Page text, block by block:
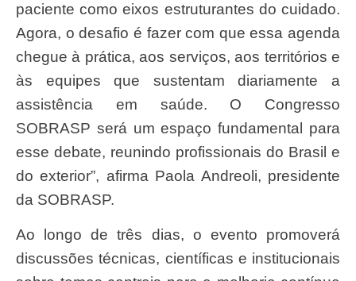
paciente como eixos estruturantes do cuidado.
Agora, o desafio é fazer com que essa agenda
chegue à prática, aos serviços, aos territórios e
às equipes que sustentam diariamente a
assistência em saúde. O Congresso
SOBRASP será um espaço fundamental para
esse debate, reunindo profissionais do Brasil e
do exterior”, afirma Paola Andreoli, presidente
da SOBRASP.
Ao longo de três dias, o evento promoverá
discussões técnicas, científicas e institucionais